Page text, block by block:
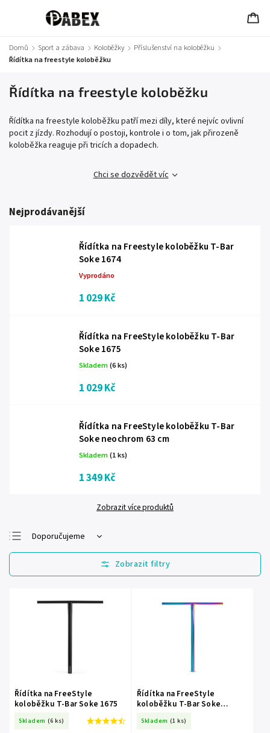
Domů / Sport a zábava / Koloběžky / Příslušenství na koloběžku /
Řídítka na freestyle koloběžku
Řídítka na freestyle koloběžku
Řídítka na freestyle koloběžku patří mezi díly, které nejvíc ovlivní
pocit z jízdy. Rozhodují o postoji, kontrole i o tom, jak přirozeně
koloběžka reaguje při tricích a dopadech.
Chci se dozvědět víc
Nejprodávanější
Řídítka na Freestyle koloběžku T-Bar
Soke 1674
Vyprodáno
1 029 Kč
Řídítka na FreeStyle koloběžku T-Bar
Soke 1675
Skladem(6 ks)
1 029 Kč
Řídítka na FreeStyle koloběžku T-Bar
Soke neochrom 63 cm
Skladem(1 ks)
1 349 Kč
Zobrazit více produktů
Doporučujeme
Nejlevnější
Nejdražší
Abecedně
Řídítka na FreeStyle
koloběžku T-Bar Soke 1675
Skladem (6 ks)
Řídítka na FreeStyle
koloběžku T-Bar Soke
Skladem (1 ks)